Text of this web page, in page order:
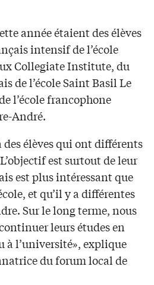
année étaient des élèves
intensif de l’école
Collegiate Institute, du
de l’école Saint Basil Le
l’école francophone
André.
des élèves qui ont différents
est surtout de leur
est plus intéressant que
et qu’il y a différentes
Sur le long terme, nous
leurs études en
à l’université», explique
du forum local de